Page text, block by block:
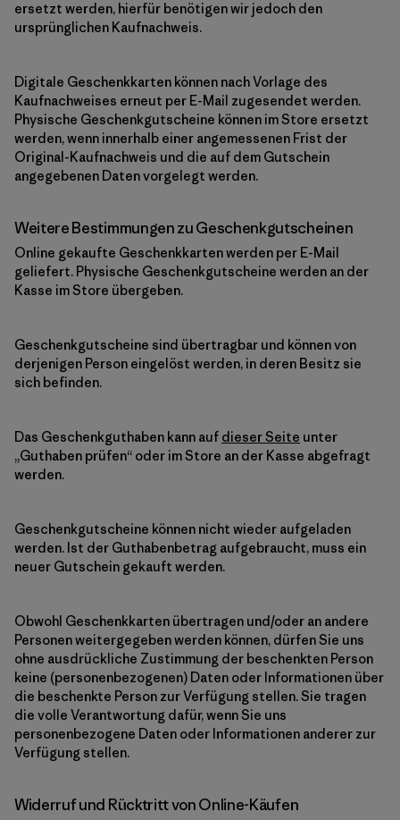
ersetzt werden, hierfür benötigen wir jedoch den
ursprünglichen Kaufnachweis.
Digitale Geschenkkarten können nach Vorlage des
Kaufnachweises erneut per E-Mail zugesendet werden.
Physische Geschenkgutscheine können im Store ersetzt
werden, wenn innerhalb einer angemessenen Frist der
Original-Kaufnachweis und die auf dem Gutschein
angegebenen Daten vorgelegt werden.
Weitere Bestimmungen zu Geschenkgutscheinen
Online gekaufte Geschenkkarten werden per E-Mail
geliefert. Physische Geschenkgutscheine werden an der
Kasse im Store übergeben.
Geschenkgutscheine sind übertragbar und können von
derjenigen Person eingelöst werden, in deren Besitz sie
sich befinden.
Das Geschenkguthaben kann auf dieser Seite unter
„Guthaben prüfen“ oder im Store an der Kasse abgefragt
werden.
Geschenkgutscheine können nicht wieder aufgeladen
werden. Ist der Guthabenbetrag aufgebraucht, muss ein
neuer Gutschein gekauft werden.
Obwohl Geschenkkarten übertragen und/oder an andere
Personen weitergegeben werden können, dürfen Sie uns
ohne ausdrückliche Zustimmung der beschenkten Person
keine (personenbezogenen) Daten oder Informationen über
die beschenkte Person zur Verfügung stellen. Sie tragen
die volle Verantwortung dafür, wenn Sie uns
personenbezogene Daten oder Informationen anderer zur
Verfügung stellen.
Widerruf und Rücktritt von Online-Käufen